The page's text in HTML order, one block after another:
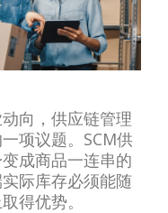
向，供应链管理
项议题。SCM供
成商品一连串的
际库存必须能随
得优势。